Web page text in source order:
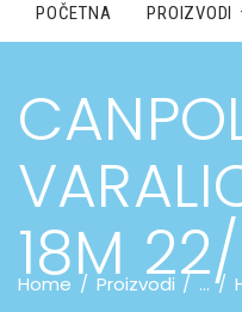
POČETNA PROIZVODI
18M
Home Proizvodi ...